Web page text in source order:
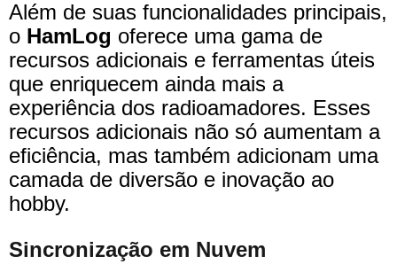
Além de suas funcionalidades principais,
o HamLog oferece uma gama de
recursos adicionais e ferramentas úteis
que enriquecem ainda mais a
experiência dos radioamadores. Esses
recursos adicionais não só aumentam a
eficiência, mas também adicionam uma
camada de diversão e inovação ao
hobby.
Sincronização em Nuvem